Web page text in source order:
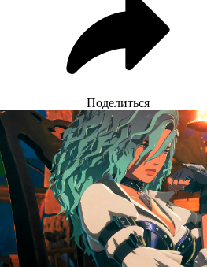
Поделиться